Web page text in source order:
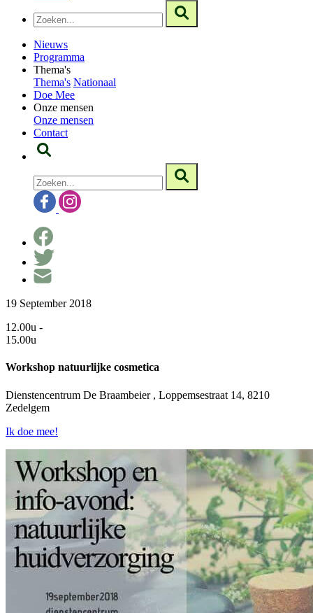
Nieuws
Programma
Thema's
Thema's Nationaal
Doe Mee
Onze mensen
Onze mensen
Contact
19 September 2018
12.00u -
15.00u
Workshop natuurlijke cosmetica
Dienstencentrum De Braambeier , Loppemsestraat 14, 8210
Zedelgem
Ik doe mee!